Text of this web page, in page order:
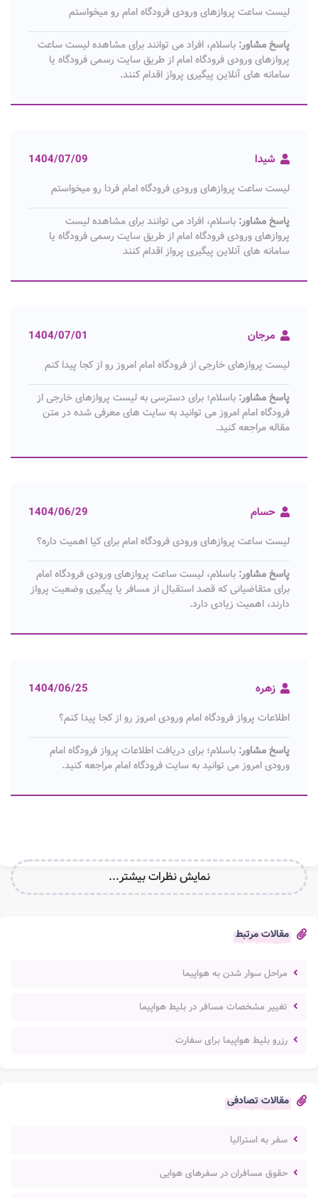
مقالات مرتبط
مراحل سوار شدن به هواپیما
تغییر مشخصات مسافر در بلیط هواپیما
رزرو بلیط هواپیما برای سفارت
مقالات تصادفی
سفر به استرالیا
حقوق مسافران در سفرهای هوایی
لیست ساعت پروازهای ورودی فرودگاه امام رو میخواستم
پاسخ مشاور: باسلام، افراد می توانند برای مشاهده لیست ساعت
پروازهای ورودی فرودگاه امام از طریق سایت رسمی فرودگاه یا
سامانه های آنلاین پیگیری پرواز اقدام کنند.
شیدا 1404/07/09
لیست ساعت پروازهای ورودی فرودگاه امام فردا رو میخواستم
پاسخ مشاور: باسلام، افراد می توانند برای مشاهده لیست
پروازهای ورودی فرودگاه امام از طریق سایت رسمی فرودگاه یا
سامانه های آنلاین پیگیری پرواز اقدام کنند
مرجان 1404/07/01
لیست پروازهای خارجی از فرودگاه امام امروز رو از کجا پیدا کنم
پاسخ مشاور: باسلام؛ برای دسترسی به لیست پروازهای خارجی از
فرودگاه امام امروز می توانید به سایت های معرفی شده در متن
مقاله مراجعه کنید.
حسام 1404/06/29
لیست ساعت پروازهای ورودی فرودگاه امام برای کیا اهمیت داره؟
پاسخ مشاور: باسلام، لیست ساعت پروازهای ورودی فرودگاه امام
برای متقاضیانی که قصد استقبال از مسافر یا پیگیری وضعیت پرواز
دارند، اهمیت زیادی دارد.
زهره 1404/06/25
اطلاعات پرواز فرودگاه امام ورودی امروز رو از کجا پیدا کنم؟
پاسخ مشاور: باسلام؛ برای دریافت اطلاعات پرواز فرودگاه امام
ورودی امروز می توانید به سایت فرودگاه امام مراجعه کنید.
نمایش نظرات بیشتر...